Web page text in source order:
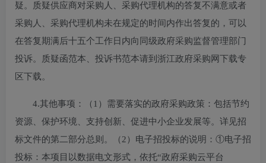
疑。质疑供应商对采购人、采购代理机构的答复不满意或者
采购人、采购代理机构未在规定的时间内作出答复的，可以
在答复期满后十五个工作日内向同级政府采购监督管理部门
投诉。质疑函范本、投诉书范本请到浙江政府采购网下载专
区下载。
4.其他事项：（1）需要落实的政府采购政策：包括节约
资源、保护环境、支持创新、促进中小企业发展等。详见招
标文件的第二部分总则。（2）电子招投标的说明：①电子招
投标：本项目以数据电文形式，依托“政府采购云平台